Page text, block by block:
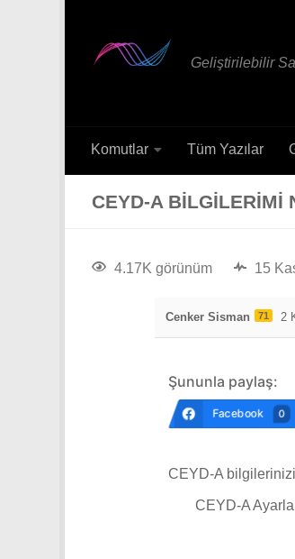
Geliştirilebilir
Komutlar Tüm Yazılar
CEYD-A BILGILERIMI
4.17K görünüm 15
Cenker Sisman 71 2
Şununla paylaş:
Facebook 0
CEYD-A
CEYD-A